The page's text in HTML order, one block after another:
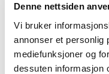
Denne nettsiden
Vi bruker
annonser et personlig
mediefunksjoner og
dessuten informasjon
Beskrivelse
ADIDAS RUNFALCON 6
barn. Med borrelås for
yttersålen, gir den
lek og trening hele dagen.